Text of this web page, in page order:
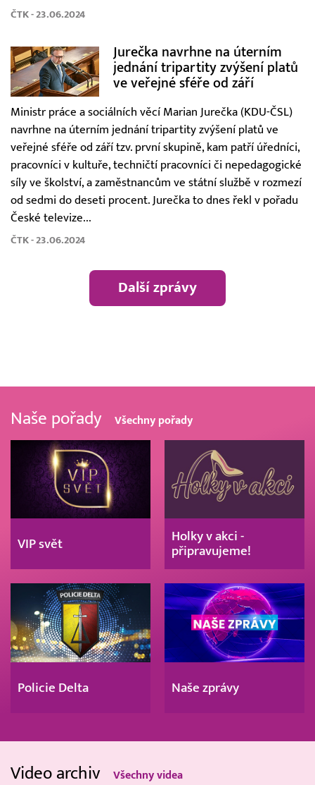
ČTK - 23.06.2024
Jurečka navrhne na úterním
jednání tripartity zvýšení platů
ve veřejné sféře od září
Ministr práce a sociálních věcí Marian Jurečka (KDU-ČSL)
navrhne na úterním jednání tripartity zvýšení platů ve
veřejné sféře od září tzv. první skupině, kam patří úředníci,
pracovníci v kultuře, techničtí pracovníci či nepedagogické
síly ve školství, a zaměstnancům ve státní službě v rozmezí
od sedmi do deseti procent. Jurečka to dnes řekl v pořadu
České televize...
ČTK - 23.06.2024
Další zprávy
Naše pořady Všechny pořady
VIP svět
Holky v akci -
připravujeme!
Policie Delta Naše zprávy
Video archiv Všechny videa